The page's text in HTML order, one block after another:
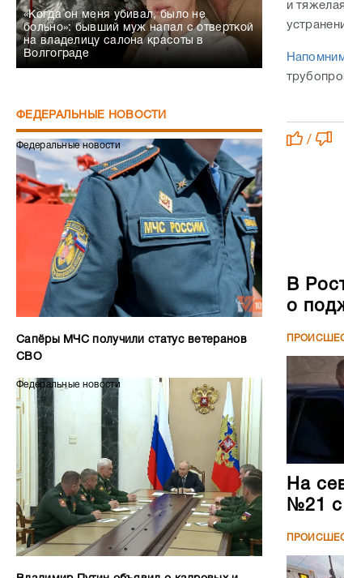
«Когда он меня убивал, было не
больно»: бывший муж напал с отверткой
на владелицу салона красоты в
Волгограде
ФЕДЕРАЛЬНЫЕ НОВОСТИ
Федеральные новости
Сапёры МЧС получили статус ветеранов
СВО
Федеральные новости
и
/
В
о
На
№21